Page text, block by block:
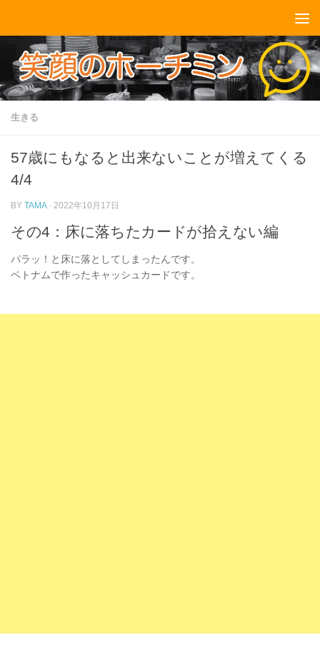
生きる
57歳にもなると出来ないことが増えてくる
4/4
BY TAMA · 2022年10月17日
その4：床に落ちたカードが拾えない編
パラッ！と床に落としてしまったんです。
ベトナムで作ったキャッシュカードです。